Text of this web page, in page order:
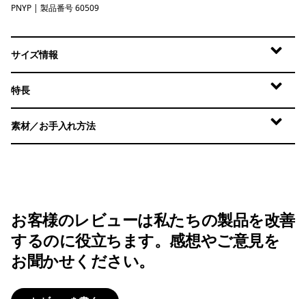
Punchy Pink
PNYP | 製品番号 60509
サイズ情報
特長
素材／お手入れ方法
お客様のレビューは私たちの製品を改善
するのに役立ちます。感想やご意見を
お聞かせください。